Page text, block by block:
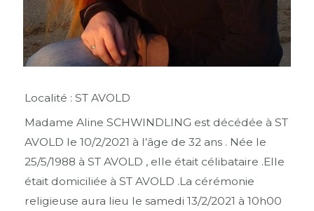
Localité : ST AVOLD
Madame Aline SCHWINDLING est décédée à ST
AVOLD le 10/2/2021 à l’âge de 32 ans . Née le
25/5/1988 à ST AVOLD , elle était célibataire .Elle
était domiciliée à ST AVOLD .La cérémonie
religieuse aura lieu le samedi 13/2/2021 à 10h00